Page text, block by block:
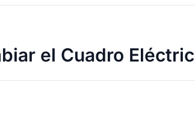
el Cuadro